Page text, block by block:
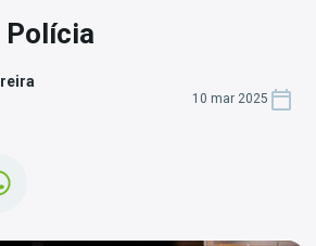
Polícia
10 mar 2025